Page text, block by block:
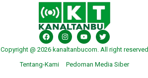
Copyright @ 2026 kanaltanbucom. All right reserved
Tentang-Kami
Pedoman Media Siber